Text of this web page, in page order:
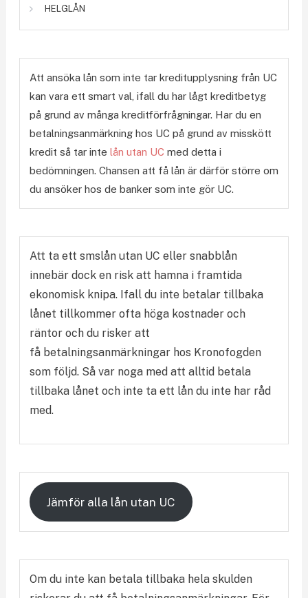
HELGLÅN
Att ansöka lån som inte tar kreditupplysning från UC
kan vara ett smart val, ifall du har lågt kreditbetyg
på grund av många kreditförfrågningar. Har du en
betalningsanmärkning hos UC på grund av misskött
kredit så tar inte lån utan UC med detta i
bedömningen. Chansen att få lån är därför större om
du ansöker hos de banker som inte gör UC.
Att ta ett smslån utan UC eller snabblån
innebär dock en risk att hamna i framtida
ekonomisk knipa. Ifall du inte betalar tillbaka
lånet tillkommer ofta höga kostnader och
räntor och du risker att
få betalningsanmärkningar hos Kronofogden
som följd. Så var noga med att alltid betala
tillbaka lånet och inte ta ett lån du inte har råd
med.
Jämför alla lån utan UC
Om du inte kan betala tillbaka hela skulden